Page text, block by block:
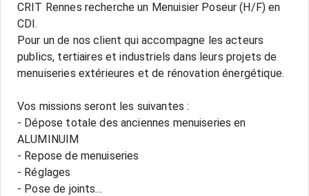
CRIT Rennes recherche un Menuisier Poseur (H/F) en
CDI.
Pour un de nos client qui accompagne les acteurs
publics, tertiaires et industriels dans leurs projets de
menuiseries extérieures et de rénovation énergétique.
Vos missions seront les suivantes :
- Dépose totale des anciennes menuiseries en
ALUMINUIM
- Repose de menuiseries
- Réglages
- Pose de joints...